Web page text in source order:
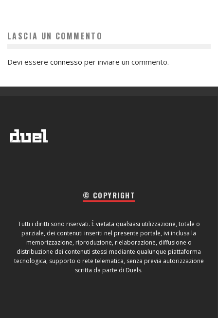
LASCIA UN COMMENTO
Devi essere connesso per inviare un commento.
© COPYRIGHT
Tutti i diritti sono riservati. È vietata qualsiasi utilizzazione, totale o
parziale, dei contenuti inseriti nel presente portale, ivi inclusa la
memorizzazione, riproduzione, rielaborazione, diffusione o
distribuzione dei contenuti stessi mediante qualunque piattaforma
tecnologica, supporto o rete telematica, senza previa autorizzazione
scritta da parte di Duels.